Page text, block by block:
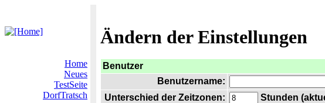
Ändern der Einstellungen
Home
Neues
TestSeite
DorfTratsch
Benutzer
Benutzername:
Unterschied der Zeitzonen:
Stunden